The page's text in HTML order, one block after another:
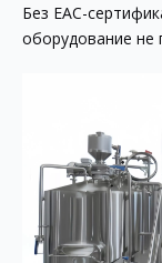
Без EAC-
оборудование не